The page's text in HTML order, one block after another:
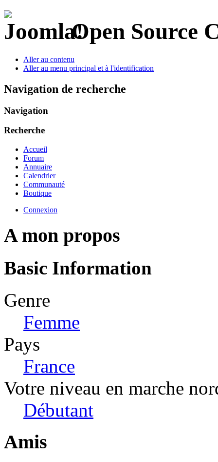
Open Source
Aller au contenu
Aller au menu principal et à l'identification
Navigation de recherche
Navigation
Recherche
Accueil
Forum
Annuaire
Calendrier
Communauté
Boutique
Connexion
A mon propos
Basic Information
Genre
Femme
Pays
France
Votre niveau en marche
Débutant
Amis